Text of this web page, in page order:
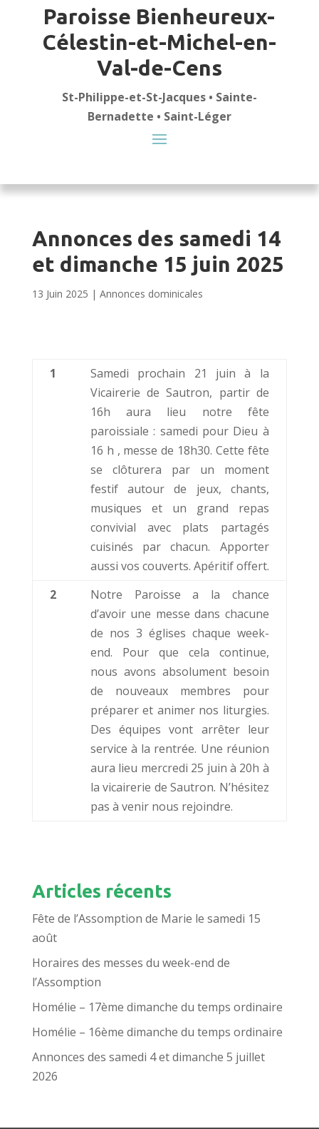
Paroisse Bienheureux-
Célestin-et-Michel-en-
Val-de-Cens
St-Philippe-et-St-Jacques • Sainte-
Bernadette • Saint-Léger
Annonces des samedi 14
et dimanche 15 juin 2025
13 Juin 2025 | Annonces dominicales
1
Samedi prochain 21 juin à la
Vicairerie de Sautron, partir de
16h aura lieu notre fête
paroissiale : samedi pour Dieu à
16 h , messe de 18h30. Cette fête
se clôturera par un moment
festif autour de jeux, chants,
musiques et un grand repas
convivial avec plats partagés
cuisinés par chacun. Apporter
aussi vos couverts. Apéritif offert.
2
Notre Paroisse a la chance
d’avoir une messe dans chacune
de nos 3 églises chaque week-
end. Pour que cela continue,
nous avons absolument besoin
de nouveaux membres pour
préparer et animer nos liturgies.
Des équipes vont arrêter leur
service à la rentrée. Une réunion
aura lieu mercredi 25 juin à 20h à
la vicairerie de Sautron. N’hésitez
pas à venir nous rejoindre.
Articles récents
Fête de l’Assomption de Marie le samedi 15
août
Horaires des messes du week-end de
l’Assomption
Homélie – 17ème dimanche du temps ordinaire
Homélie – 16ème dimanche du temps ordinaire
Annonces des samedi 4 et dimanche 5 juillet
2026